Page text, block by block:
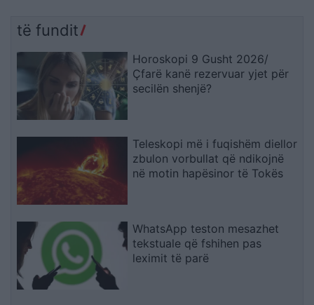
të fundit
Horoskopi 9 Gusht 2026/
Çfarë kanë rezervuar yjet për
secilën shenjë?
Teleskopi më i fuqishëm diellor
zbulon vorbullat që ndikojnë
në motin hapësinor të Tokës
WhatsApp teston mesazhet
tekstuale që fshihen pas
leximit të parë